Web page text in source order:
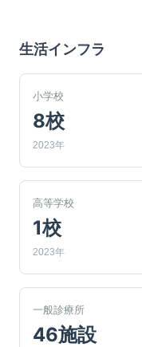
生活インフラ
小学校
8校
2023年
高等学校
1校
2023年
一般診療所
46施設